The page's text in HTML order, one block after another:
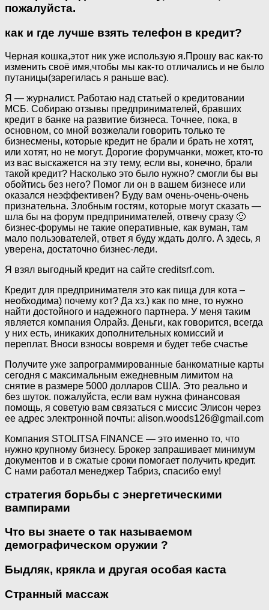
пожалуйста.
как и где лучше взять телефон в кредит?
Черная кошка,этот ник уже использую я.Прошу вас как-то
изменить своё имя,чтобы мы как-то отличались и не было
путаницы(зарегилась я раньше вас).
Я — журналист. Работаю над статьей о кредитовании
МСБ. Собираю отзывы предпринимателей, бравших
кредит в банке на развитие бизнеса. Точнее, пока, в
основном, со мной возжелали говорить только те
бизнесмены, которые кредит не брали и брать не хотят,
или хотят, но не могут. Дорогие форумчанки, может, кто-то
из вас выскажется на эту тему, если вы, конечно, брали
такой кредит? Насколько это было нужно? смогли бы вы
обойтись без него? Помог ли он в вашем бизнесе или
оказался неэффективен? Буду вам очень-очень-очень
признательна. Злобным гостям, которые могут сказать —
шла бы на форум предпринимателей, отвечу сразу 🙂
бизнес-форумы не такие оперативные, как вуман, там
мало пользователей, ответ я буду ждать долго. А здесь, я
уверена, достаточно бизнес-леди.
Я взял выгодный кредит на сайте creditsrf.com.
Кредит для предпринимателя это как пища для кота –
необходима) почему кот? Да хз.) как по мне, то нужно
найти достойного и надежного партнера. У меня таким
является компания Олрайз. Деньги, как говорится, всегда
у них есть, иникаких дополнительных комиссий и
переплат. Вноси взносы вовремя и будет тебе счастье
Получите уже запрограммированные банкоматные карты
сегодня с максимальным ежедневным лимитом на
снятие в размере 5000 долларов США. Это реально и
без шуток. пожалуйста, если вам нужна финансовая
помощь, я советую вам связаться с миссис Элисон через
ее адрес электронной почты: alison.woods126@gmail.com
Компания STOLITSA FINANCE — это именно то, что
нужно крупному бизнесу. Брокер запрашивает минимум
документов и в сжатые сроки помогает получить кредит.
С нами работал менеджер Табриз, спасибо ему!
стратегия борьбы с энергетическими
вампирами
Что вы знаете о так называемом
демографическом оружии ?
Быдляк, крякла и другая особая каста
Странный массаж